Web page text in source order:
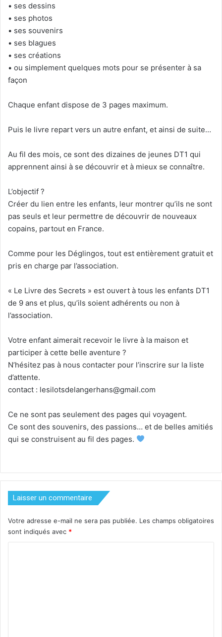
• ses dessins
• ses photos
• ses souvenirs
• ses blagues
• ses créations
• ou simplement quelques mots pour se présenter à sa
façon
Chaque enfant dispose de 3 pages maximum.
Puis le livre repart vers un autre enfant, et ainsi de suite…
Au fil des mois, ce sont des dizaines de jeunes DT1 qui
apprennent ainsi à se découvrir et à mieux se connaître.
L’objectif ?
Créer du lien entre les enfants, leur montrer qu’ils ne sont
pas seuls et leur permettre de découvrir de nouveaux
copains, partout en France.
Comme pour les Déglingos, tout est entièrement gratuit et
pris en charge par l’association.
« Le Livre des Secrets » est ouvert à tous les enfants DT1
de 9 ans et plus, qu’ils soient adhérents ou non à
l’association.
Votre enfant aimerait recevoir le livre à la maison et
participer à cette belle aventure ?
N’hésitez pas à nous contacter pour l’inscrire sur la liste
d’attente.
contact : lesilotsdelangerhans@gmail.com
Ce ne sont pas seulement des pages qui voyagent.
Ce sont des souvenirs, des passions… et de belles amitiés
qui se construisent au fil des pages.
Laisser un commentaire
Votre adresse e-mail ne sera pas publiée. Les champs obligatoires
sont indiqués avec *